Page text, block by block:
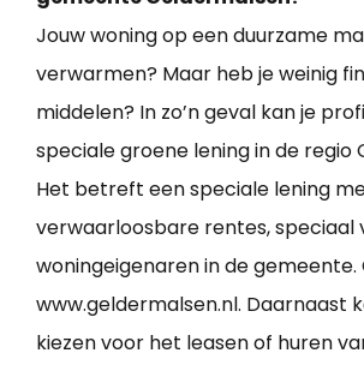
Jouw woning op een duurzame
verwarmen? Maar heb je weinig
middelen? In zo’n geval kan je
speciale groene lening in de regio
Het betreft een speciale lening
verwaarloosbare rentes, speciaal
woningeigenaren in de gemeente.
www.geldermalsen.nl. Daarnaast
kiezen voor het leasen of huren